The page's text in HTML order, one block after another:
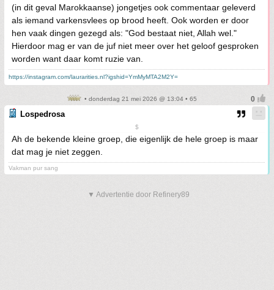
(in dit geval Marokkaanse) jongetjes ook commentaar geleverd
als iemand varkensvlees op brood heeft. Ook worden er door
hen vaak dingen gezegd als: "God bestaat niet, Allah wel."
Hierdoor mag er van de juf niet meer over het geloof gesproken
worden want daar komt ruzie van.
https://instagram.com/laurarities.nl?igshid=YmMyMTA2M2Y=
• donderdag 21 mei 2026 @ 13:04 • 65
Lospedrosa
$
Ah de bekende kleine groep, die eigenlijk de hele groep is maar
dat mag je niet zeggen.
Vakman pur sang
▼ Advertentie door Refinery89